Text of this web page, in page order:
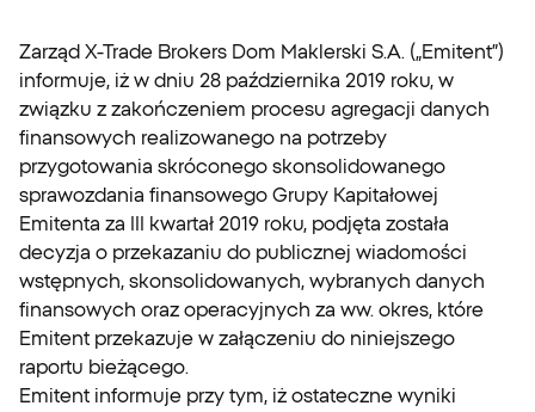
Zarząd X-Trade Brokers Dom Maklerski S.A. („Emitent”)
informuje, iż w dniu 28 października 2019 roku, w
związku z zakończeniem procesu agregacji danych
finansowych realizowanego na potrzeby
przygotowania skróconego skonsolidowanego
sprawozdania finansowego Grupy Kapitałowej
Emitenta za III kwartał 2019 roku, podjęta została
decyzja o przekazaniu do publicznej wiadomości
wstępnych, skonsolidowanych, wybranych danych
finansowych oraz operacyjnych za ww. okres, które
Emitent przekazuje w załączeniu do niniejszego
raportu bieżącego.
Emitent informuje przy tym, iż ostateczne wyniki